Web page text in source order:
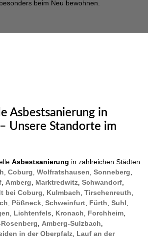
beim Neu bewohnen.
Asbestsanierung in
– Unsere Standorte im
Asbestsanierung in zahlreichen Städten
, Coburg, Wolfratshausen, Sonneberg,
, Amberg, Marktredwitz, Schwandorf,
bei Coburg, Kulmbach, Tirschenreuth,
, Pößneck, Schweinfurt, Fürth, Suhl,
, Lichtenfels, Kronach, Forchheim,
, Amberg-Sulzbach,
in der Oberpfalz, Lauf an der